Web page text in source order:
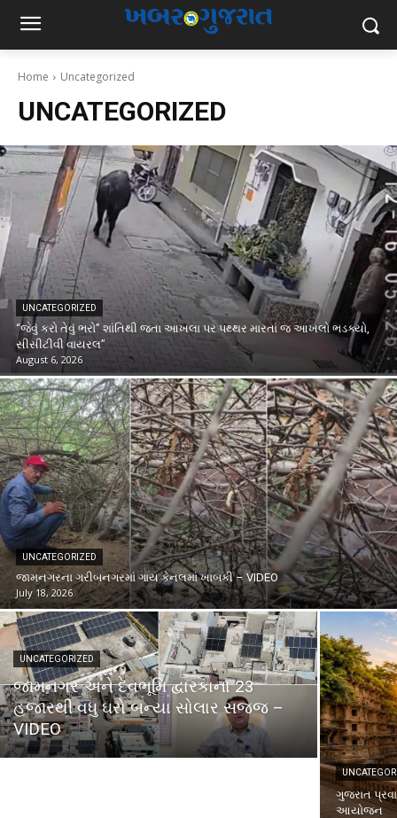
Home Uncategorized
UNCATEGORIZED
UNCATEGORIZED
“જેવું કરો તેવું ભરો” શાંતિથી જતા આખલા પર પથ્થર મારતાં જ આખલો ભડક્યો,
સીસીટીવી વાયરલ”
August 6, 2026
UNCATEGORIZED
જામનગરના ગરીબનગરમાં ગાય કેનલમાં ખાબકી – VIDEO
July 18, 2026
UNCATEGORIZED
જામનગર અને દેવભૂમિ દ્વારકાના 23
હજારથી વધુ ઘરો બન્યા સોલાર સજ્જ –
VIDEO
ગુજરાત
આયોજન